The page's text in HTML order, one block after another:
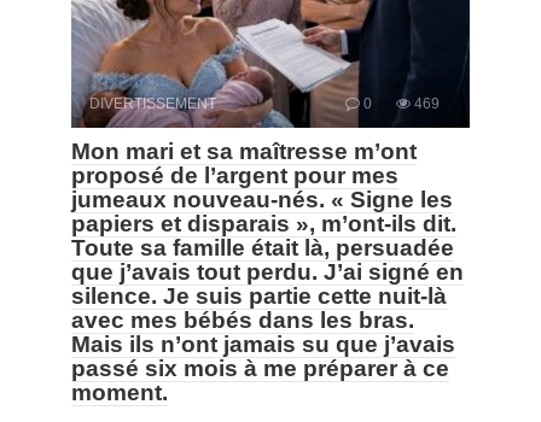
DIVERTISSEMENT 0 469
Mon mari et sa maîtresse m’ont
proposé de l’argent pour mes
jumeaux nouveau-nés. « Signe les
papiers et disparais », m’ont-ils dit.
Toute sa famille était là, persuadée
que j’avais tout perdu. J’ai signé en
silence. Je suis partie cette nuit-là
avec mes bébés dans les bras.
Mais ils n’ont jamais su que j’avais
passé six mois à me préparer à ce
moment.